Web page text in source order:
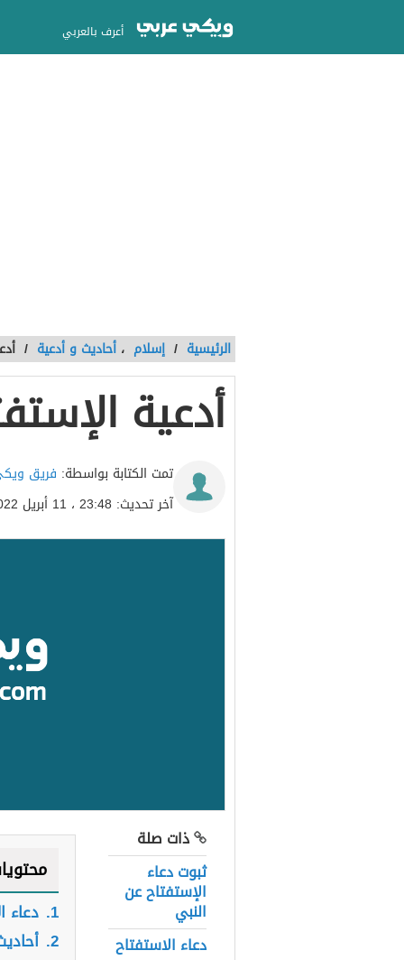
أعرف بالعربي
الرئيسية / إسلام ، أحاديث و أدعية /
أدعية
تمت الكتابة بواسطة: فريق
آخر تحديث: 23:48 ، 11 أبريل 2022
ذات صلة
ثبوت دعاء
الإستفتاح عن
النبي
دعاء الاستفتاح
1. دعاء
2.